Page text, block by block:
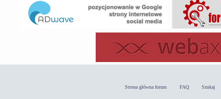
Strona główna forum FAQ Szukaj